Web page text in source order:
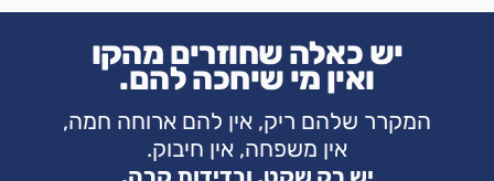
יש כאלה שחוזרים מהקו
ואין מי שיחכה להם.
המקרר שלהם ריק, אין להם ארוחה חמה,
אין משפחה, אין חיבוק.